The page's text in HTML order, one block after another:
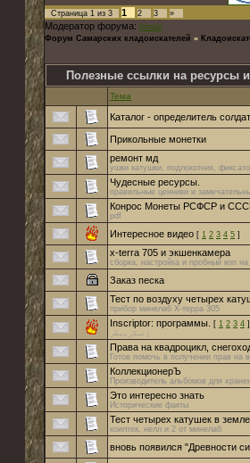
Страница 1 из 3 1 2 3 »
Модератор форума: bratan
Форум Самарских кладоискателей »
Полезные ссылки на ресурсы и
Тема
Каталог - определитель
Прикольные монетки
ремонт мд
ушки катушки, подлокотник,
Чудесные ресурсы.
правильные ценники и
Конрос Монеты РСФСР и
pdf
Интересное видео [ 1 2 3 4 5 ]
x-terra 705 и экшенкамера
сборка, настройка и пробный коп
Заказ песка
Тест по воздуху четырех
прибор минелаб Х-терра 305
Inscriptor: программы. [ 1 2 3 4 ]
ٳنسكرِيبطَر
Права на квадроцикл,
Готов помочь в получении прав на
КоллекционерЪ
Производитель альбомов для
Это интересно знать
Исторические факты
Тест четырех катушек в земле
коилтек, нелл и 2 от минелаб
вновь появился "Древности